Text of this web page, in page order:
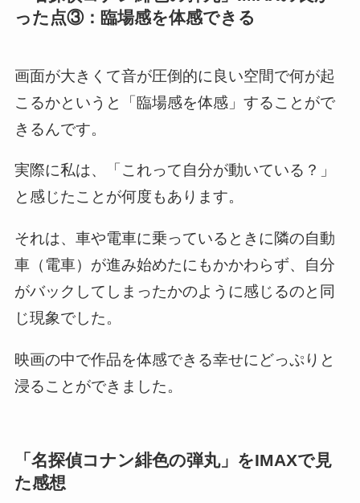
った点③：臨場感を体感できる
画面が大きくて音が圧倒的に良い空間で何が起
こるかというと「臨場感を体感」することがで
きるんです。
実際に私は、「これって自分が動いている？」
と感じたことが何度もあります。
それは、車や電車に乗っているときに隣の自動
車（電車）が進み始めたにもかかわらず、自分
がバックしてしまったかのように感じるのと同
じ現象でした。
映画の中で作品を体感できる幸せにどっぷりと
浸ることができました。
「名探偵コナン緋色の弾丸」をIMAXで見
た感想